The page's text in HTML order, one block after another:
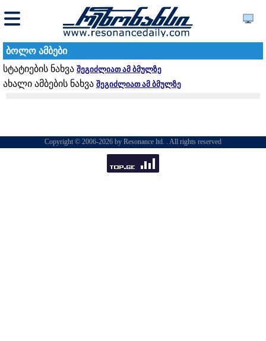
ბოლო ამბები
სტატიების ნახვა შეგიძლიათ ამ ბმულზე
ახალი ამბების ნახვა შეგიძლიათ ამ ბმულზე
Copyright © 2006-2026 by Resonance ltd. . All rights reserved